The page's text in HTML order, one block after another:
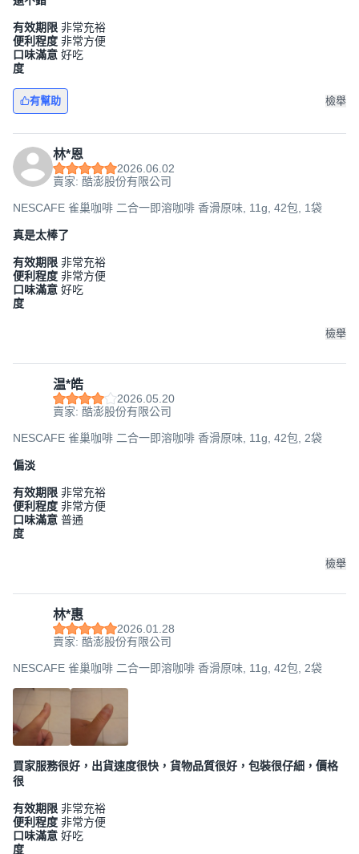
有效期限 非常充裕
便利程度 非常方便
口味滿意
度
好吃
有幫助 檢舉
林*恩
2026.06.02
賣家: 酷澎股份有限公司
NESCAFE 雀巢咖啡 二合一即溶咖啡 香滑原味, 11g, 42包, 1袋
真是太棒了
有效期限 非常充裕
便利程度 非常方便
口味滿意
度
好吃
檢舉
温*皓
2026.05.20
賣家: 酷澎股份有限公司
NESCAFE 雀巢咖啡 二合一即溶咖啡 香滑原味, 11g, 42包, 2袋
偏淡
有效期限 非常充裕
便利程度 非常方便
口味滿意
度
普通
檢舉
林*惠
2026.01.28
賣家: 酷澎股份有限公司
NESCAFE 雀巢咖啡 二合一即溶咖啡 香滑原味, 11g, 42包, 2袋
買家服務很好，出貨速度很快，貨物品質很好，包裝很仔細，價格
很
有效期限 非常充裕
便利程度 非常方便
口味滿意
度
好吃